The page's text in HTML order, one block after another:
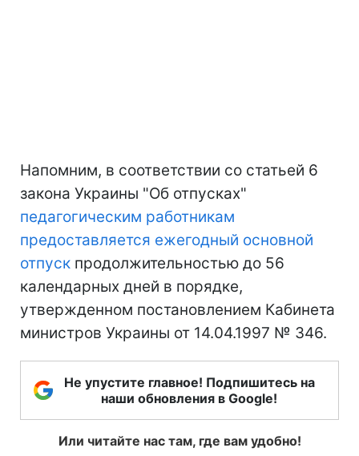
Напомним, в соответствии со статьей 6
закона Украины "Об отпусках"
педагогическим работникам
предоставляется ежегодный основной
отпуск продолжительностью до 56
календарных дней в порядке,
утвержденном постановлением Кабинета
министров Украины от 14.04.1997 № 346.
Не упустите главное! Подпишитесь на
наши обновления в Google!
Или читайте нас там, где вам удобно!